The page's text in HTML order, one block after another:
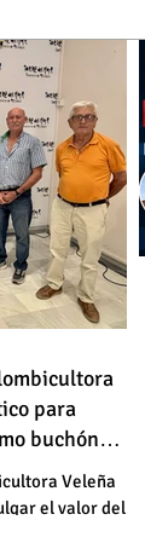
de
de basura"
de
Pino: "En
de basura"
para
buchón
Veleña
el valor del